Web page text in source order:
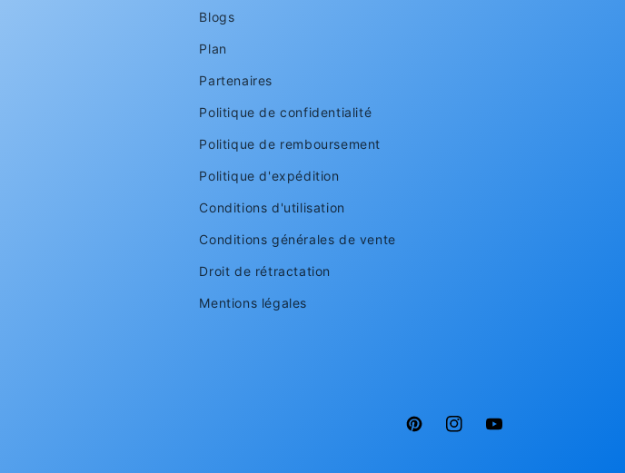
Blogs
Plan
Partenaires
Politique de confidentialité
Politique de remboursement
Politique d'expédition
Conditions d'utilisation
Conditions générales de vente
Droit de rétractation
Mentions légales
PinterestInstagramYouTube